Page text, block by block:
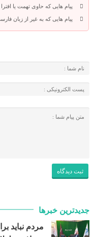
پیام هایی که حاوی تهمت یا
پیام هایی که به غیر از زبان
جدیدترین خبرها
مردم نباید